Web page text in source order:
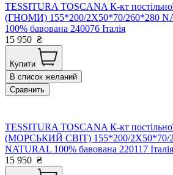
TESSITURA TOSCANA К-кт
(ГНОМИ) 155*200/2Х50*70/260*280
100% бавована 240076 Італія
15 950 ₴
Купити
В список желаний
Сравнить
TESSITURA TOSCANA К-кт
(МОРСЬКИЙ СВІТ) 155*200/2Х50*70/
NATURAL 100% бавована 220117 Італія
15 950 ₴